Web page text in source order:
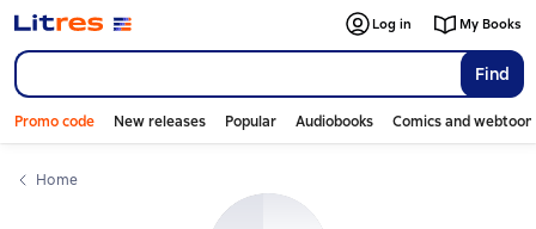
Find
Log in My Books
Promo code New releases Popular Audiobooks Comics and
Home
Слайдер с книгами
Слайдер с книгами